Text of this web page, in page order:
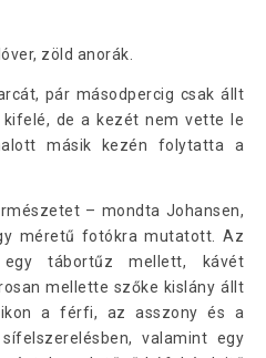
zöld anorák.
pár másodpercig csak állt
de a kezét nem vette le
másik kezén folytatta a
– mondta Johansen,
méretű fotókra mutatott. Az
tábortűz mellett, kávét
mellette szőke kislány állt
a férfi, az asszony és a
valamint egy